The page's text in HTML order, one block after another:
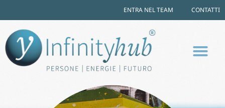
ENTRA NEL TEAM CONTATTI